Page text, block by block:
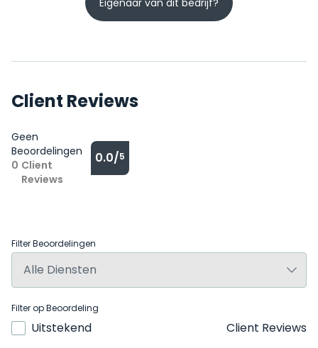
Eigenaar van dit bedrijf?
Client Reviews
Geen
Beoordelingen
0 Client
Reviews
0.0/5
Filter Beoordelingen
Filter op Beoordeling
Uitstekend
Client Reviews